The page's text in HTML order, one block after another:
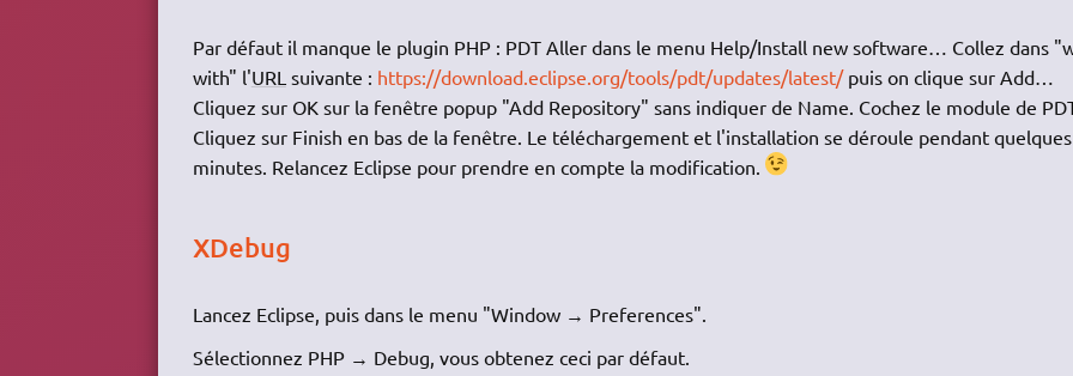
Par défaut il manque le plugin PHP : PDT Aller dans le menu Help/Install new software… Collez dans
with" l'URL suivante : https://download.eclipse.org/tools/pdt/updates/latest/puis on clique sur Add…
Cliquez sur OK sur la fenêtre popup "Add Repository" sans indiquer de Name. Cochez le module de
Cliquez sur Finish en bas de la fenêtre. Le téléchargement et l'installation se déroule pendant quelques
minutes. Relancez Eclipse pour prendre en compte la modification.
XDebug
Lancez Eclipse, puis dans le menu "Window → Preferences".
Sélectionnez PHP → Debug, vous obtenez ceci par défaut.